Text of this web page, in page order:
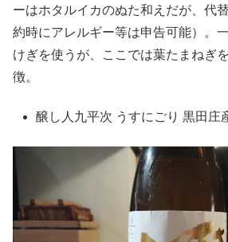
ーはホタルイカのぬた和えだが、代
約時にアレルギー等は申告可能）。
けぎを使うが、ここでは葉たまねぎ
徴。
醸し人九平次 うすにごり 黒田庄